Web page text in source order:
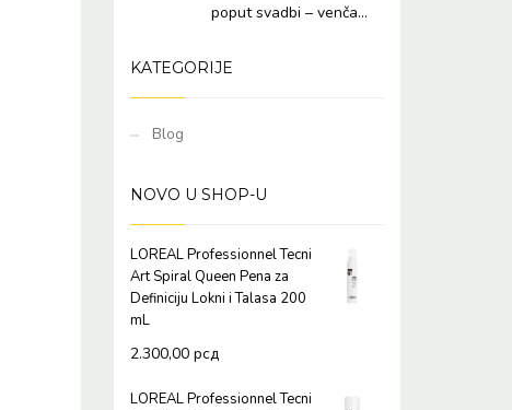
poput svadbi – venča...
KATEGORIJE
Blog
NOVO U SHOP-U
LOREAL Professionnel Tecni
Art Spiral Queen Pena za
Definiciju Lokni i Talasa 200
mL
2.300,00 рсд
LOREAL Professionnel Tecni